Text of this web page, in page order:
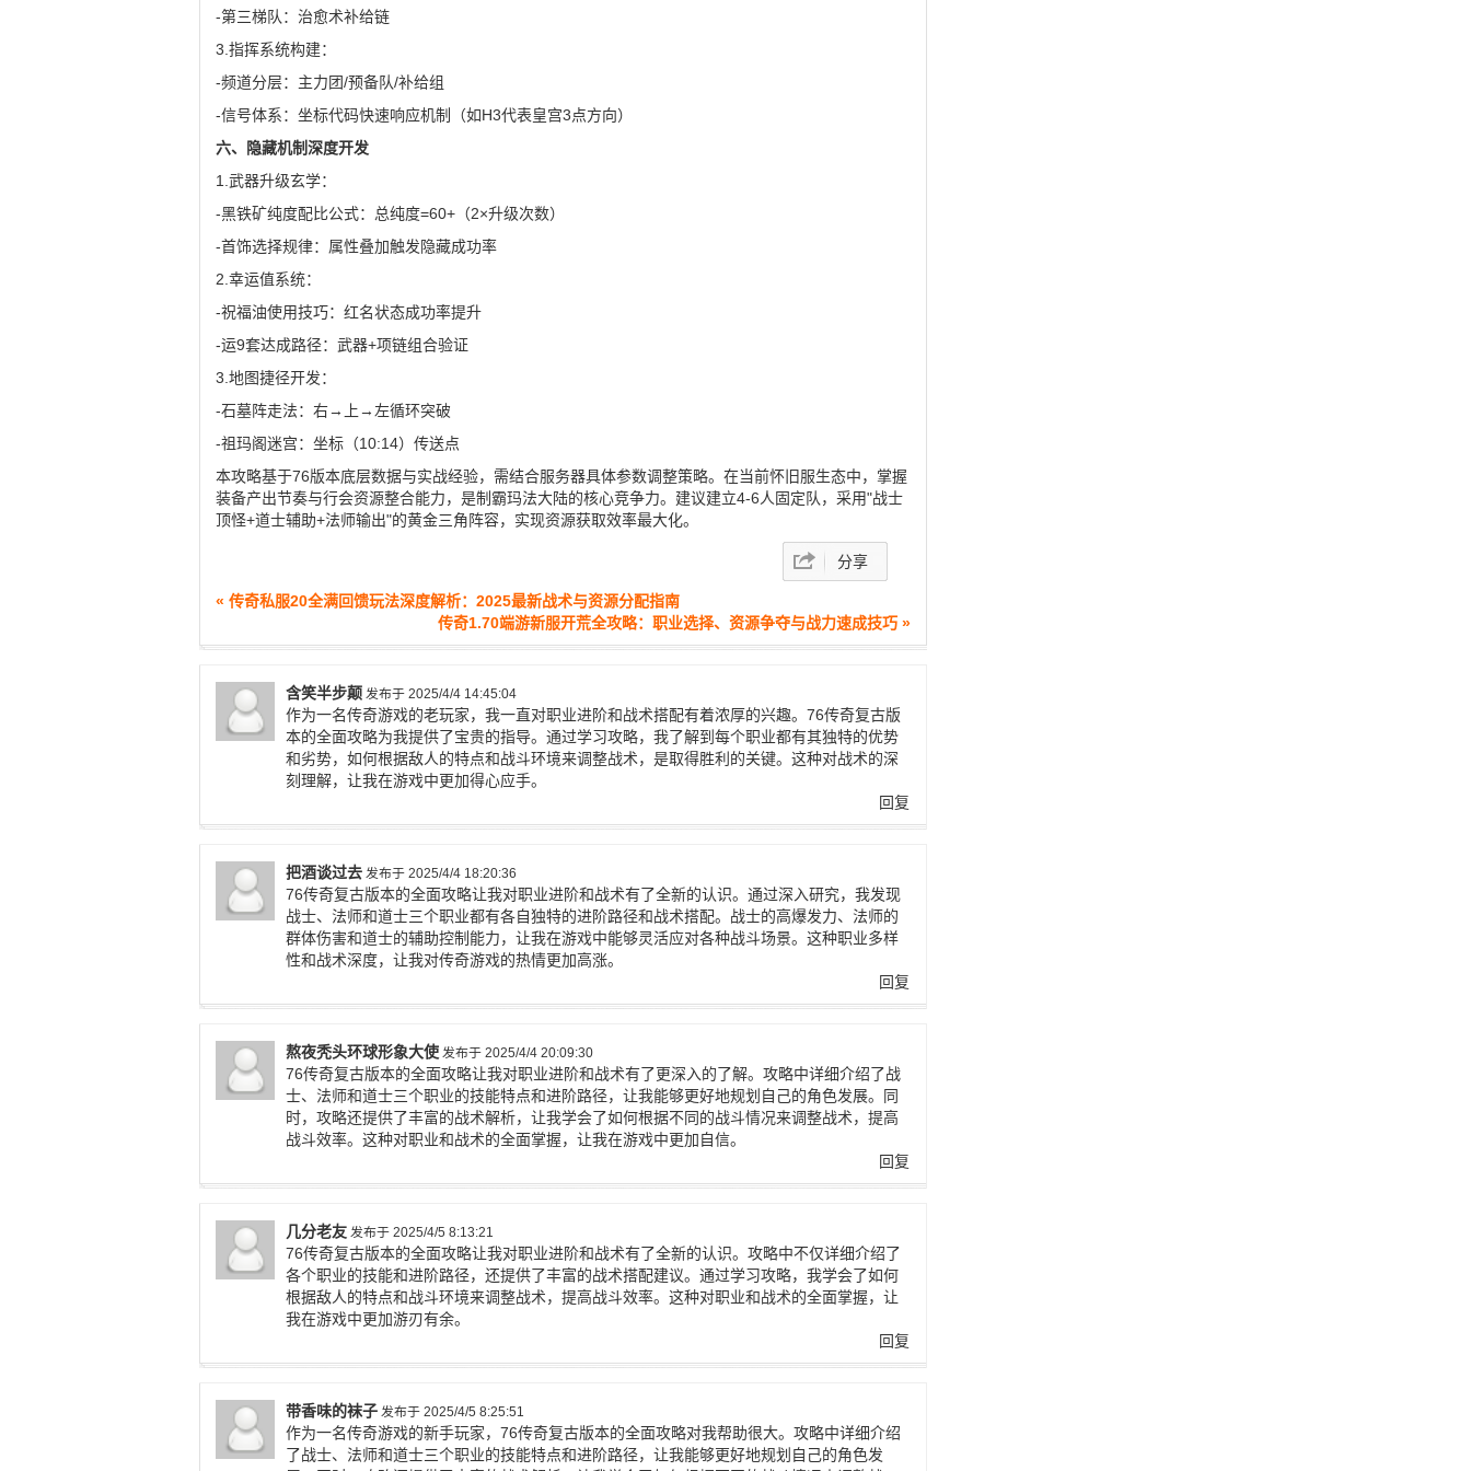
-第三梯队：治愈术补给链
3.指挥系统构建：
-频道分层：主力团/预备队/补给组
-信号体系：坐标代码快速响应机制（如H3代表皇宫3点方向）
六、隐藏机制深度开发
1.武器升级玄学：
-黑铁矿纯度配比公式：总纯度=60+（2×升级次数）
-首饰选择规律：属性叠加触发隐藏成功率
2.幸运值系统：
-祝福油使用技巧：红名状态成功率提升
-运9套达成路径：武器+项链组合验证
3.地图捷径开发：
-石墓阵走法：右→上→左循环突破
-祖玛阁迷宫：坐标（10:14）传送点
本攻略基于76版本底层数据与实战经验，需结合服务器具体参数调整策略。在当前怀旧服生态中，掌握
装备产出节奏与行会资源整合能力，是制霸玛法大陆的核心竞争力。建议建立4-6人固定队，采用"战士
顶怪+道士辅助+法师输出"的黄金三角阵容，实现资源获取效率最大化。
分享
« 传奇私服20全满回馈玩法深度解析：2025最新战术与资源分配指南
传奇1.70端游新服开荒全攻略：职业选择、资源争夺与战力速成技巧 »
含笑半步颠 发布于 2025/4/4 14:45:04
作为一名传奇游戏的老玩家，我一直对职业进阶和战术搭配有着浓厚的兴趣。76传奇复古版
本的全面攻略为我提供了宝贵的指导。通过学习攻略，我了解到每个职业都有其独特的优势
和劣势，如何根据敌人的特点和战斗环境来调整战术，是取得胜利的关键。这种对战术的深
刻理解，让我在游戏中更加得心应手。
回复
把酒谈过去 发布于 2025/4/4 18:20:36
76传奇复古版本的全面攻略让我对职业进阶和战术有了全新的认识。通过深入研究，我发现
战士、法师和道士三个职业都有各自独特的进阶路径和战术搭配。战士的高爆发力、法师的
群体伤害和道士的辅助控制能力，让我在游戏中能够灵活应对各种战斗场景。这种职业多样
性和战术深度，让我对传奇游戏的热情更加高涨。
回复
熬夜秃头环球形象大使 发布于 2025/4/4 20:09:30
76传奇复古版本的全面攻略让我对职业进阶和战术有了更深入的了解。攻略中详细介绍了战
士、法师和道士三个职业的技能特点和进阶路径，让我能够更好地规划自己的角色发展。同
时，攻略还提供了丰富的战术解析，让我学会了如何根据不同的战斗情况来调整战术，提高
战斗效率。这种对职业和战术的全面掌握，让我在游戏中更加自信。
回复
几分老友 发布于 2025/4/5 8:13:21
76传奇复古版本的全面攻略让我对职业进阶和战术有了全新的认识。攻略中不仅详细介绍了
各个职业的技能和进阶路径，还提供了丰富的战术搭配建议。通过学习攻略，我学会了如何
根据敌人的特点和战斗环境来调整战术，提高战斗效率。这种对职业和战术的全面掌握，让
我在游戏中更加游刃有余。
回复
带香味的袜子 发布于 2025/4/5 8:25:51
作为一名传奇游戏的新手玩家，76传奇复古版本的全面攻略对我帮助很大。攻略中详细介绍
了战士、法师和道士三个职业的技能特点和进阶路径，让我能够更好地规划自己的角色发